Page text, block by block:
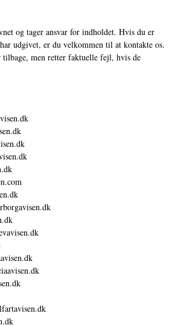
og tager ansvar for indholdet. Hvis du er
udgivet, er du velkommen til at kontakte os.
men retter faktuelle fejl, hvis de